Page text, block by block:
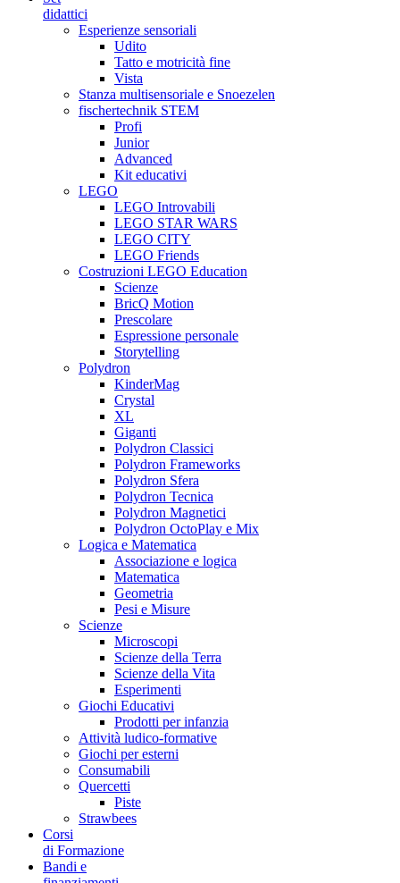
didattici
Esperienze sensoriali
Udito
Tatto e motricità fine
Vista
Stanza multisensoriale e Snoezelen
fischertechnik STEM
Profi
Junior
Advanced
Kit educativi
LEGO
LEGO Introvabili
LEGO STAR WARS
LEGO CITY
LEGO Friends
Costruzioni LEGO Education
Scienze
BricQ Motion
Prescolare
Espressione personale
Storytelling
Polydron
KinderMag
Crystal
XL
Giganti
Polydron Classici
Polydron Frameworks
Polydron Sfera
Polydron Tecnica
Polydron Magnetici
Polydron OctoPlay e Mix
Logica e Matematica
Associazione e logica
Matematica
Geometria
Pesi e Misure
Scienze
Microscopi
Scienze della Terra
Scienze della Vita
Esperimenti
Giochi Educativi
Prodotti per infanzia
Attività ludico-formative
Giochi per esterni
Consumabili
Quercetti
Piste
Strawbees
Corsi
di Formazione
Bandi e